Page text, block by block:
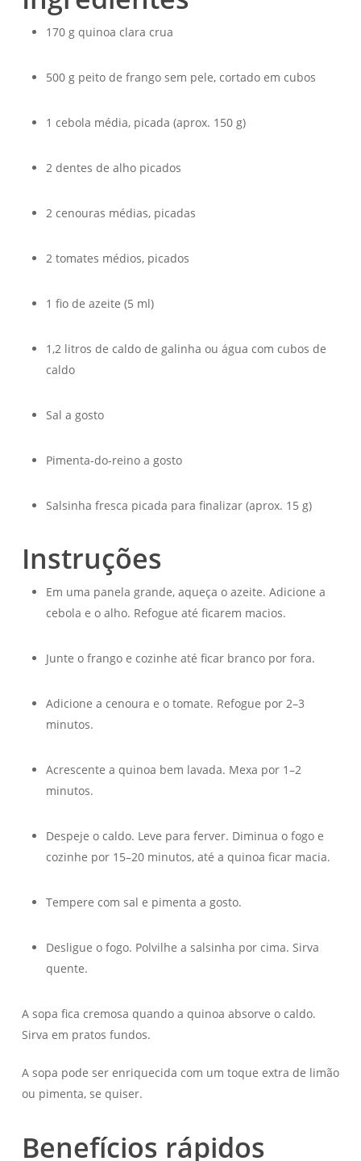
170 g quinoa clara crua
500 g peito de frango sem pele, cortado em cubos
1 cebola média, picada (aprox. 150 g)
2 dentes de alho picados
2 cenouras médias, picadas
2 tomates médios, picados
1 fio de azeite (5 ml)
1,2 litros de caldo de galinha ou água com cubos de
caldo
Sal a gosto
Pimenta-do-reino a gosto
Salsinha fresca picada para finalizar (aprox. 15 g)
Instruções
Em uma panela grande, aqueça o azeite. Adicione a
cebola e o alho. Refogue até ficarem macios.
Junte o frango e cozinhe até ficar branco por fora.
Adicione a cenoura e o tomate. Refogue por 2–3
minutos.
Acrescente a quinoa bem lavada. Mexa por 1–2
minutos.
Despeje o caldo. Leve para ferver. Diminua o fogo e
cozinhe por 15–20 minutos, até a quinoa ficar macia.
Tempere com sal e pimenta a gosto.
Desligue o fogo. Polvilhe a salsinha por cima. Sirva
quente.
A sopa fica cremosa quando a quinoa absorve o caldo.
Sirva em pratos fundos.
A sopa pode ser enriquecida com um toque extra de limão
ou pimenta, se quiser.
Benefícios rápidos